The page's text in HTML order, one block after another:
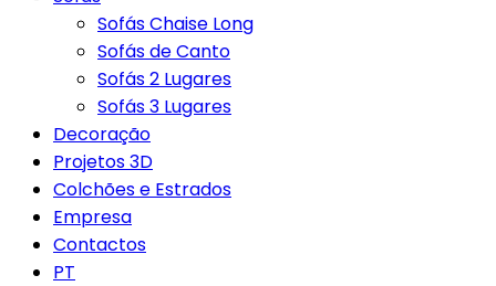
Sofás Chaise Long
Sofás de Canto
Sofás 2 Lugares
Sofás 3 Lugares
Decoração
Projetos 3D
Colchões e Estrados
Empresa
Contactos
PT